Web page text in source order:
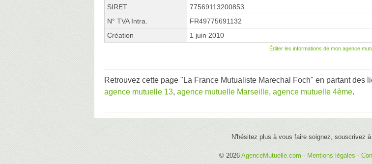
SIRET
77569113200853
N° TVA Intra.
FR49775691132
Création
1 juin 2010
Éditer les informations de mon agence
Retrouvez cette page "La France Mutualiste Marechal Foch" en partant des
agence mutuelle 13, agence mutuelle Marseille, agence mutuelle 4ème.
N'hésitez plus à vous faire soignez, souscrivez à
© 2026 AgenceMutuelle.com - Mentions légales -